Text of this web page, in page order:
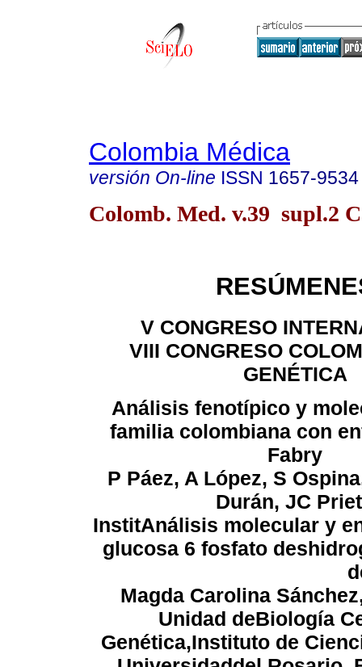
Colombia Médica
versión On-line ISSN 1657-9534
Colomb. Med. v.39 supl.2
V CONGRESO
VIII CONGRESO
GENÉTICA
Análisis fenotípico y
familia colombiana con
Fabry
P Páez, A López, S
Durán, JC
InstitAnálisis molecular y
glucosa 6 fosfato
Magda Carolina
Unidad deBiología
Genética,Instituto de